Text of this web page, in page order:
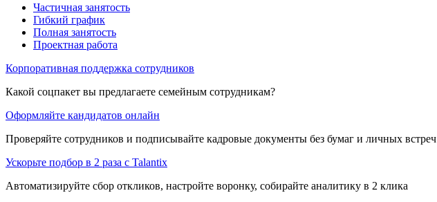
Частичная занятость
Гибкий график
Полная занятость
Проектная работа
Корпоративная поддержка сотрудников
Какой соцпакет вы предлагаете семейным сотрудникам?
Оформляйте кандидатов онлайн
Проверяйте сотрудников и подписывайте кадровые документы без бумаг и личных встреч
Ускорьте подбор в 2 раза с Talantix
Автоматизируйте сбор откликов, настройте воронку, собирайте аналитику в 2 клика